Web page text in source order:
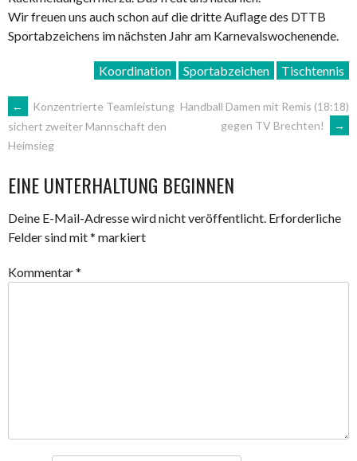
Wir freuen uns auch schon auf die dritte Auflage des DTTB
Sportabzeichens im nächsten Jahr am Karnevalswochenende.
Koordination Sportabzeichen Tischtennis
ARTIKEL-
NAVIGATION
←
Konzentrierte Teamleistung
sichert zweiter Mannschaft den
Heimsieg
Handball Damen mit Remis (18:18)
gegen TV Brechten!
→
EINE UNTERHALTUNG BEGINNEN
Deine E-Mail-Adresse wird nicht veröffentlicht. Erforderliche
Felder sind mit* markiert
Kommentar*